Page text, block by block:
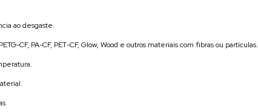
ao desgaste.
CF, PA-CF, PET-CF, Glow, Wood e outros materiais com fibras ou partículas.